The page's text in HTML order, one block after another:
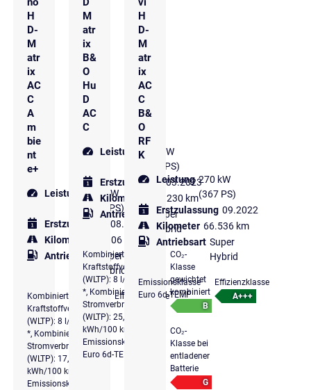
H
D-
M
atr
ix
AC
C
A
m
bie
nt
e+
Leistung
195 kW
(265 PS)
Erstzulassung
08.2023
Kilometer
96.106 km
Antriebsart Super
Hybrid
Kombinierter
Kraftstoffverbrauch
(WLTP): 8 l/100 km
*, Kombinierter
Stromverbrauch
(WLTP): 17,5
kWh/100 km *,
Emissionsklasse
Effizienzklasse
M
atr
ix
B&
O
Hu
D
AC
C
Leistung 195 kW
(265 PS)
Erstzulassung 03.2023
Kilometer
116.230 km
Antriebsart
Super
Hybrid
Kombinierter
Kraftstoffverbrauch
(WLTP): 8 l/100 km
*, Kombinierter
Stromverbrauch
(WLTP): 25,6
kWh/100 km *,
Emissionsklasse
Euro 6d-TEMP
CO₂-
Klasse
gewichtet
kombiniert
B
CO₂-
Klasse bei
entladener
Batterie
G
H
D-
M
atr
ix
AC
C
B&
O
RF
K
Leistung 270 kW
(367 PS)
Erstzulassung 09.2022
Kilometer 66.536 km
Antriebsart Super
Hybrid
Emissionsklasse
Euro 6d-TEMP
Effizienzklasse
A+++